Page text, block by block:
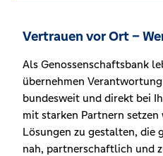
Vertrauen vor Ort –
Als Genossenschaftsbank
übernehmen
bundesweit und direkt bei
mit starken Partnern
Lösungen zu gestalten, die
nah, partnerschaftlich und